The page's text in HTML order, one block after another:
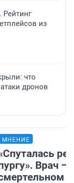
Рейтинг
из
что
дронов
МНЕНИЕ
Врач —